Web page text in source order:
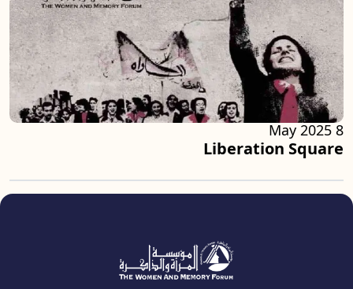
Liberation Square
8 May 2025